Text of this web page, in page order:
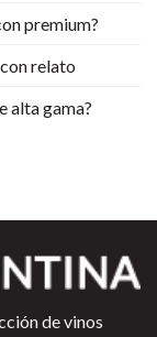
premium?
relato
alta gama?
de vinos